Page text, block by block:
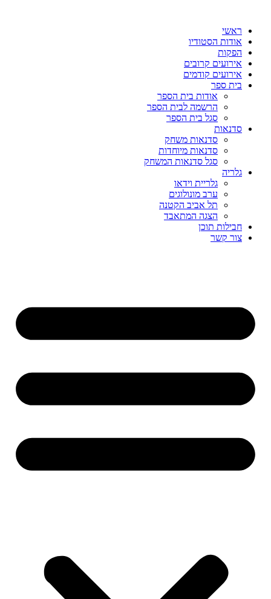
ראשי
אודות הסטודיו
הפקות
אירועים קרובים
אירועים קודמים
בית ספר
אודות בית הספר
הרשמה לבית הספר
סגל בית הספר
סדנאות
סדנאות משחק
סדנאות מיוחדות
סגל סדנאות המשחק
גלריה
גלריית וידאו
ערב מונולוגים
תל אביב הקטנה
הצגה המתאבד
חבילות תוכן
צור קשר